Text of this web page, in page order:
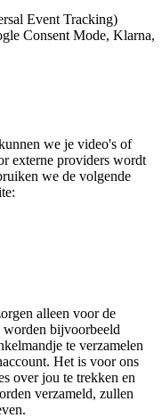
Event Tracking)
Consent Mode, Klarna,
we je video's of
externe providers wordt
we de volgende
alleen voor de
worden bijvoorbeeld
te verzamelen
Het is voor ons
over jou te trekken en
verzameld, zullen